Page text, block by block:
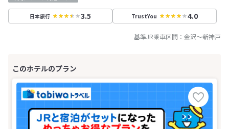
日本旅行 3.5 TrustYou 4.0
基準JR乗車区間： 金沢～新神戸